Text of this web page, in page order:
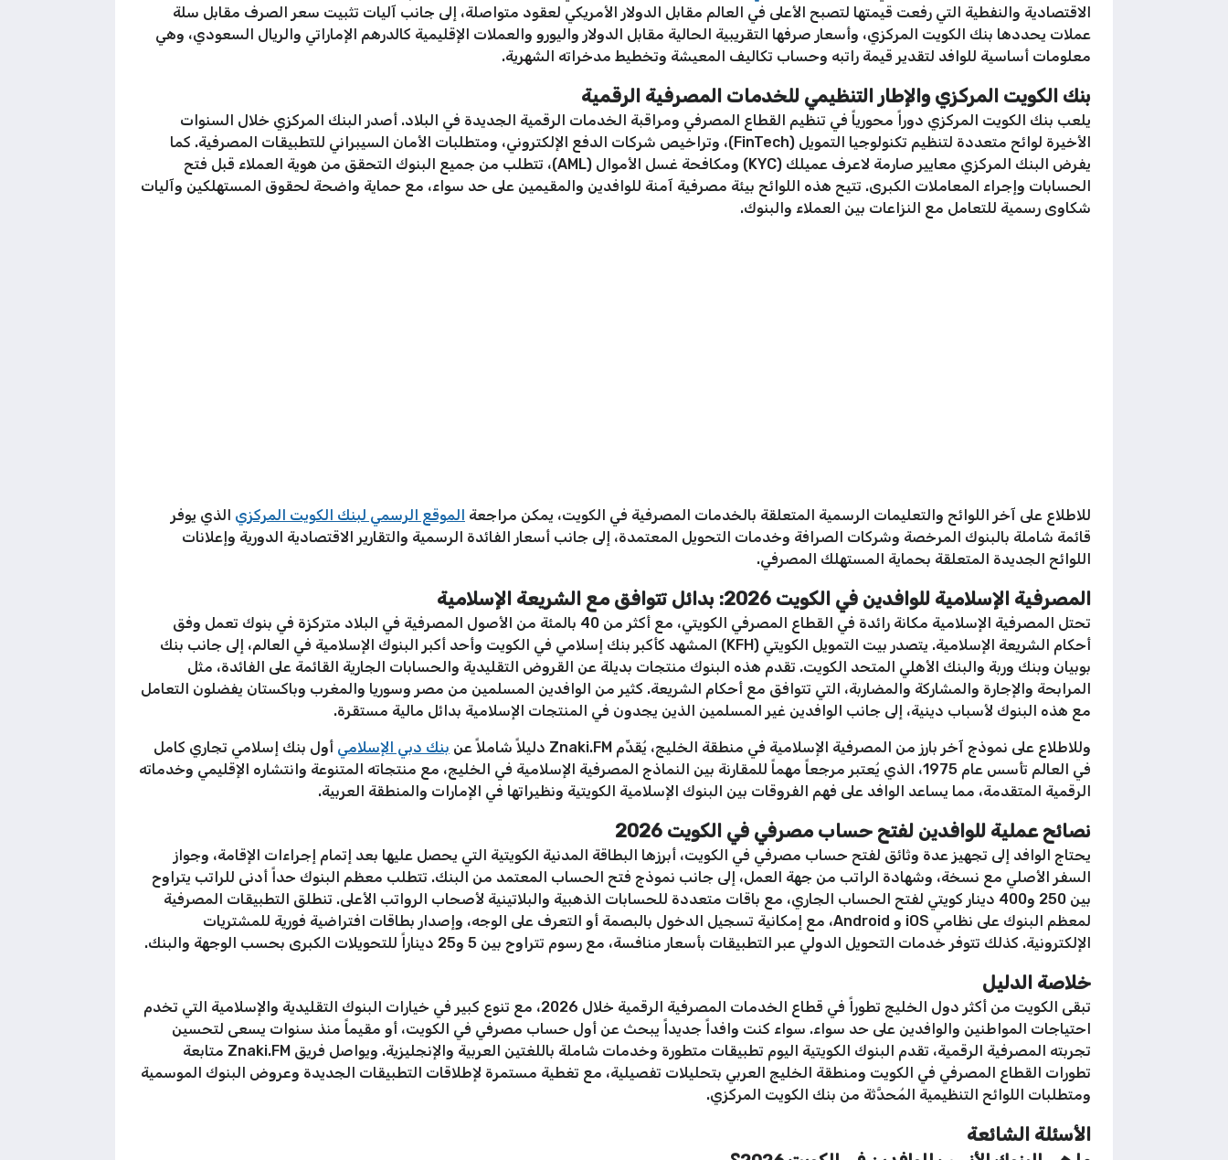
الاقتصادية والنفطية التي رفعت قيمتها لتصبح الأعلى في العالم مقابل الدولار الأمريكي لعقود متواصلة، إلى جانب آليات تثبيت سعر الصرف مقابل سلة
عملات يحددها بنك الكويت المركزي، وأسعار صرفها التقريبية الحالية مقابل الدولار واليورو والعملات الإقليمية كالدرهم الإماراتي والريال السعودي، وهي
معلومات أساسية للوافد لتقدير قيمة راتبه وحساب تكاليف المعيشة وتخطيط مدخراته الشهرية.
بنك الكويت المركزي والإطار التنظيمي للخدمات المصرفية الرقمية
يلعب بنك الكويت المركزي دوراً محورياً في تنظيم القطاع المصرفي ومراقبة الخدمات الرقمية الجديدة في البلاد. أصدر البنك المركزي خلال السنوات
الأخيرة لوائح متعددة لتنظيم تكنولوجيا التمويل (FinTech)، وتراخيص شركات الدفع الإلكتروني، ومتطلبات الأمان السيبراني للتطبيقات المصرفية. كما
يفرض البنك المركزي معايير صارمة لاعرف عميلك (KYC) ومكافحة غسل الأموال (AML)، تتطلب من جميع البنوك التحقق من هوية العملاء قبل فتح
الحسابات وإجراء المعاملات الكبرى. تتيح هذه اللوائح بيئة مصرفية آمنة للوافدين والمقيمين على حد سواء، مع حماية واضحة لحقوق المستهلكين وآليات
شكاوى رسمية للتعامل مع النزاعات بين العملاء والبنوك.
للاطلاع على آخر اللوائح والتعليمات الرسمية المتعلقة بالخدمات المصرفية في الكويت، يمكن مراجعة الموقع الرسمي لبنك الكويت المركزي الذي يوفر
قائمة شاملة بالبنوك المرخصة وشركات الصرافة وخدمات التحويل المعتمدة، إلى جانب أسعار الفائدة الرسمية والتقارير الاقتصادية الدورية وإعلانات
اللوائح الجديدة المتعلقة بحماية المستهلك المصرفي.
المصرفية الإسلامية للوافدين في الكويت 2026: بدائل تتوافق مع الشريعة الإسلامية
تحتل المصرفية الإسلامية مكانة رائدة في القطاع المصرفي الكويتي، مع أكثر من 40 بالمئة من الأصول المصرفية في البلاد متركزة في بنوك تعمل وفق
أحكام الشريعة الإسلامية. يتصدر بيت التمويل الكويتي (KFH) المشهد كأكبر بنك إسلامي في الكويت وأحد أكبر البنوك الإسلامية في العالم، إلى جانب بنك
بوبيان وبنك وربة والبنك الأهلي المتحد الكويت. تقدم هذه البنوك منتجات بديلة عن القروض التقليدية والحسابات الجارية القائمة على الفائدة، مثل
المرابحة والإجارة والمشاركة والمضاربة، التي تتوافق مع أحكام الشريعة. كثير من الوافدين المسلمين من مصر وسوريا والمغرب وباكستان يفضلون التعامل
مع هذه البنوك لأسباب دينية، إلى جانب الوافدين غير المسلمين الذين يجدون في المنتجات الإسلامية بدائل مالية مستقرة.
وللاطلاع على نموذج آخر بارز من المصرفية الإسلامية في منطقة الخليج، يُقدِّم Znaki.FM دليلاً شاملاً عن بنك دبي الإسلامي أول بنك إسلامي تجاري كامل
في العالم تأسس عام 1975، الذي يُعتبر مرجعاً مهماً للمقارنة بين النماذج المصرفية الإسلامية في الخليج، مع منتجاته المتنوعة وانتشاره الإقليمي وخدماته
الرقمية المتقدمة، مما يساعد الوافد على فهم الفروقات بين البنوك الإسلامية الكويتية ونظيراتها في الإمارات والمنطقة العربية.
نصائح عملية للوافدين لفتح حساب مصرفي في الكويت 2026
يحتاج الوافد إلى تجهيز عدة وثائق لفتح حساب مصرفي في الكويت، أبرزها البطاقة المدنية الكويتية التي يحصل عليها بعد إتمام إجراءات الإقامة، وجواز
السفر الأصلي مع نسخة، وشهادة الراتب من جهة العمل، إلى جانب نموذج فتح الحساب المعتمد من البنك. تتطلب معظم البنوك حداً أدنى للراتب يتراوح
بين 250 و400 دينار كويتي لفتح الحساب الجاري، مع باقات متعددة للحسابات الذهبية والبلاتينية لأصحاب الرواتب الأعلى. تنطلق التطبيقات المصرفية
لمعظم البنوك على نظامي iOS و Android، مع إمكانية تسجيل الدخول بالبصمة أو التعرف على الوجه، وإصدار بطاقات افتراضية فورية للمشتريات
الإلكترونية. كذلك تتوفر خدمات التحويل الدولي عبر التطبيقات بأسعار منافسة، مع رسوم تتراوح بين 5 و25 ديناراً للتحويلات الكبرى بحسب الوجهة والبنك.
خلاصة الدليل
تبقى الكويت من أكثر دول الخليج تطوراً في قطاع الخدمات المصرفية الرقمية خلال 2026، مع تنوع كبير في خيارات البنوك التقليدية والإسلامية التي تخدم
احتياجات المواطنين والوافدين على حد سواء. سواء كنت وافداً جديداً يبحث عن أول حساب مصرفي في الكويت، أو مقيماً منذ سنوات يسعى لتحسين
تجربته المصرفية الرقمية، تقدم البنوك الكويتية اليوم تطبيقات متطورة وخدمات شاملة باللغتين العربية والإنجليزية. ويواصل فريق Znaki.FM متابعة
تطورات القطاع المصرفي في الكويت ومنطقة الخليج العربي بتحليلات تفصيلية، مع تغطية مستمرة لإطلاقات التطبيقات الجديدة وعروض البنوك الموسمية
ومتطلبات اللوائح التنظيمية المُحدَّثة من بنك الكويت المركزي.
الأسئلة الشائعة